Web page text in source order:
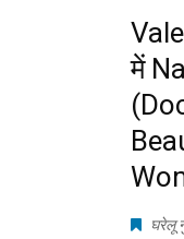
में
घरेलू